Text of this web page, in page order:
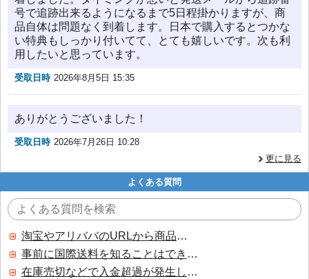
号で追跡出来るようになるまで5日程掛かりますが、商
品自体は問題なく到着します。日本で購入するとつかな
い特典もしっかり付いてて、とても嬉しいです。次も利
用したいと思っています。
受取日時 2026年8月5日 15:35
ありがとうございました！
受取日時 2026年7月26日 10:28
更に見る
よくある質問
淘宝やアリババのURLから商品を探すことはできますか？
事前に国際送料を知ることはできますか？
在庫売切などで入金超過が発生した場合はいつ返金されますか？